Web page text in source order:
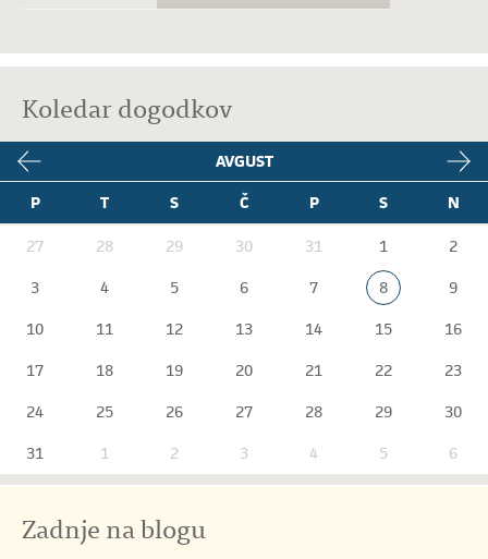
Koledar dogodkov
AVGUST
P
T S Č P S N
27 28 29 30 31 1
2
3
4 5 6 7 8
9
10
11 12 13 14 15
16
17
18 19 20 21 22
23
24
25 26 27 28 29
30
31
1 2 3 4 5 6
Zadnje na blogu